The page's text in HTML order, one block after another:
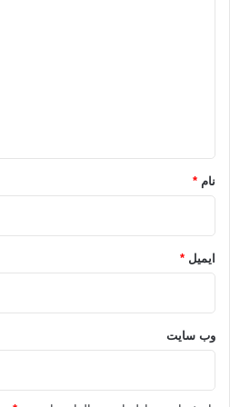
نام *
ایمیل *
وب‌ سایت